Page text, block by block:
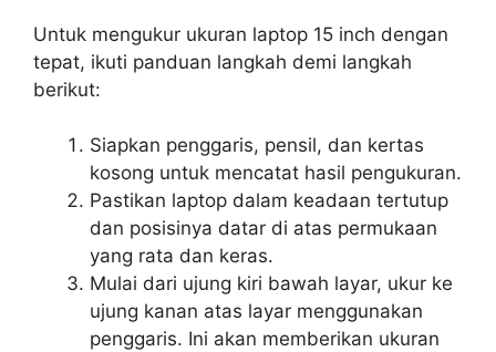
Untuk mengukur ukuran laptop 15 inch dengan
tepat, ikuti panduan langkah demi langkah
berikut:
Siapkan penggaris, pensil, dan kertas
kosong untuk mencatat hasil pengukuran.
Pastikan laptop dalam keadaan tertutup
dan posisinya datar di atas permukaan
yang rata dan keras.
Mulai dari ujung kiri bawah layar, ukur ke
ujung kanan atas layar menggunakan
penggaris. Ini akan memberikan ukuran